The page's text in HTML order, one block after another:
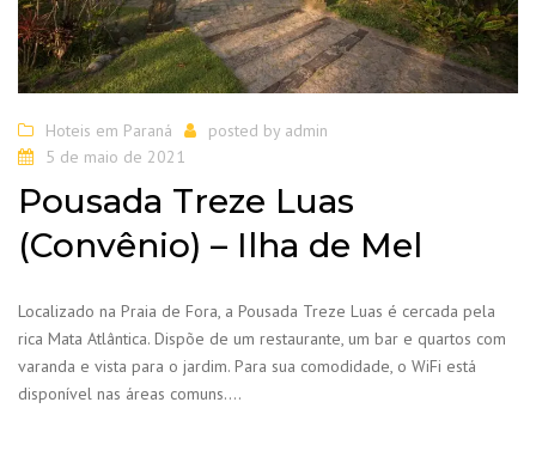
Hoteis em Paraná posted by admin
5 de maio de 2021
Pousada Treze Luas
(Convênio) – Ilha de Mel
Localizado na Praia de Fora, a Pousada Treze Luas é cercada pela
rica Mata Atlântica. Dispõe de um restaurante, um bar e quartos com
varanda e vista para o jardim. Para sua comodidade, o WiFi está
disponível nas áreas comuns….